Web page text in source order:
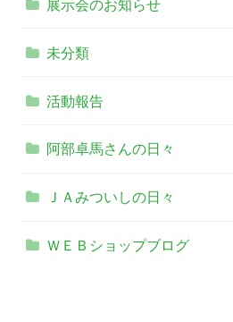
展示会のお知らせ
未分類
活動報告
阿部卓馬さんの日々
ＪＡみついしの日々
ＷＥＢショップブログ